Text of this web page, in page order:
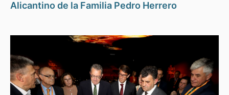
Alicantino de la Familia Pedro Herrero